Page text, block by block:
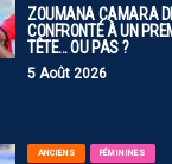
ZOUMANA CAMARA
CONFRONTÉ À UN
TÊTE… OU PAS ?
5 Août 2026
ANCIENS FÉMININES
foot celui là😅